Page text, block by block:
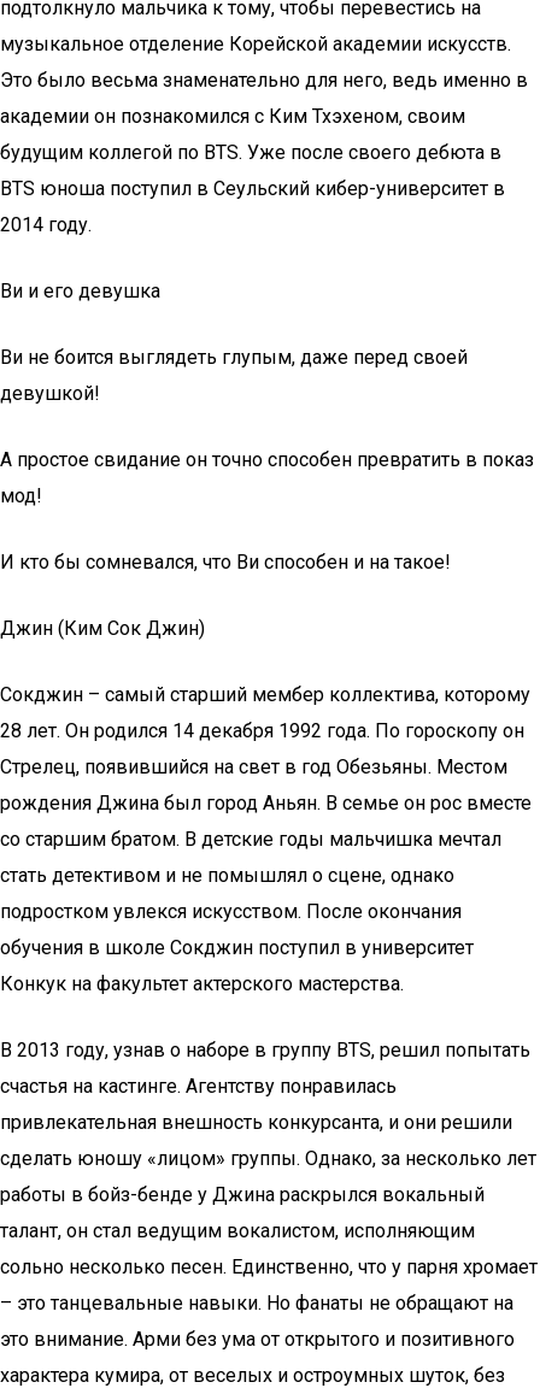
подтолкнуло мальчика к тому, чтобы перевестись на
музыкальное отделение Корейской академии искусств.
Это было весьма знаменательно для него, ведь именно в
академии он познакомился с Ким Тхэхеном, своим
будущим коллегой по BTS. Уже после своего дебюта в
BTS юноша поступил в Сеульский кибер-университет в
2014 году.
Ви и его девушка
Ви не боится выглядеть глупым, даже перед своей
девушкой!
А простое свидание он точно способен превратить в показ
мод!
И кто бы сомневался, что Ви способен и на такое!
Джин (Ким Сок Джин)
Сокджин – самый старший мембер коллектива, которому
28 лет. Он родился 14 декабря 1992 года. По гороскопу он
Стрелец, появившийся на свет в год Обезьяны. Местом
рождения Джина был город Аньян. В семье он рос вместе
со старшим братом. В детские годы мальчишка мечтал
стать детективом и не помышлял о сцене, однако
подростком увлекся искусством. После окончания
обучения в школе Сокджин поступил в университет
Конкук на факультет актерского мастерства.
В 2013 году, узнав о наборе в группу BTS, решил попытать
счастья на кастинге. Агентству понравилась
привлекательная внешность конкурсанта, и они решили
сделать юношу «лицом» группы. Однако, за несколько лет
работы в бойз-бенде у Джина раскрылся вокальный
талант, он стал ведущим вокалистом, исполняющим
сольно несколько песен. Единственно, что у парня хромает
– это танцевальные навыки. Но фанаты не обращают на
это внимание. Арми без ума от открытого и позитивного
характера кумира, от веселых и остроумных шуток, без